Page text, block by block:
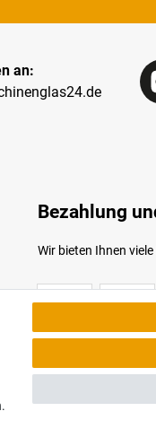
an:
Bezahlung
Wir bieten Ihnen
ähnlich. Nur